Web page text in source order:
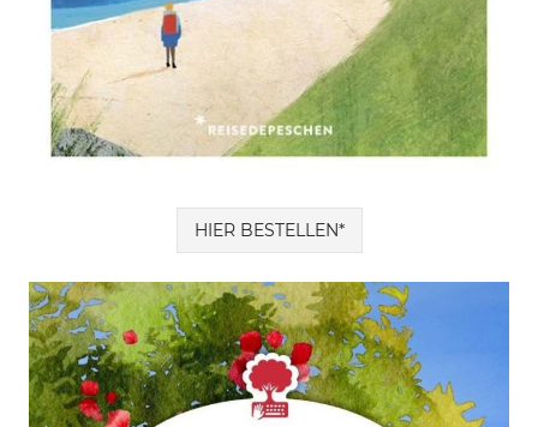
HIER BESTELLEN*